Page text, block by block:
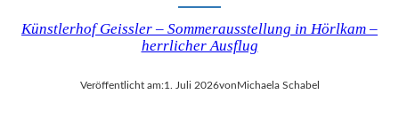
Künstlerhof Geissler – Sommerausstellung in Hörlkam –
herrlicher Ausflug
Veröffentlicht am:1. Juli 2026vonMichaela Schabel